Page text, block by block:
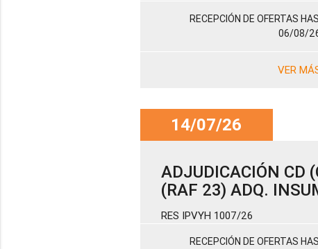
RECEPCIÓN DE OFERTAS
06/08/
VER
14/07/26
ADJUDICACIÓN CD
(RAF 23) ADQ.
RES IPVYH 1007/26
RECEPCIÓN DE OFERTAS